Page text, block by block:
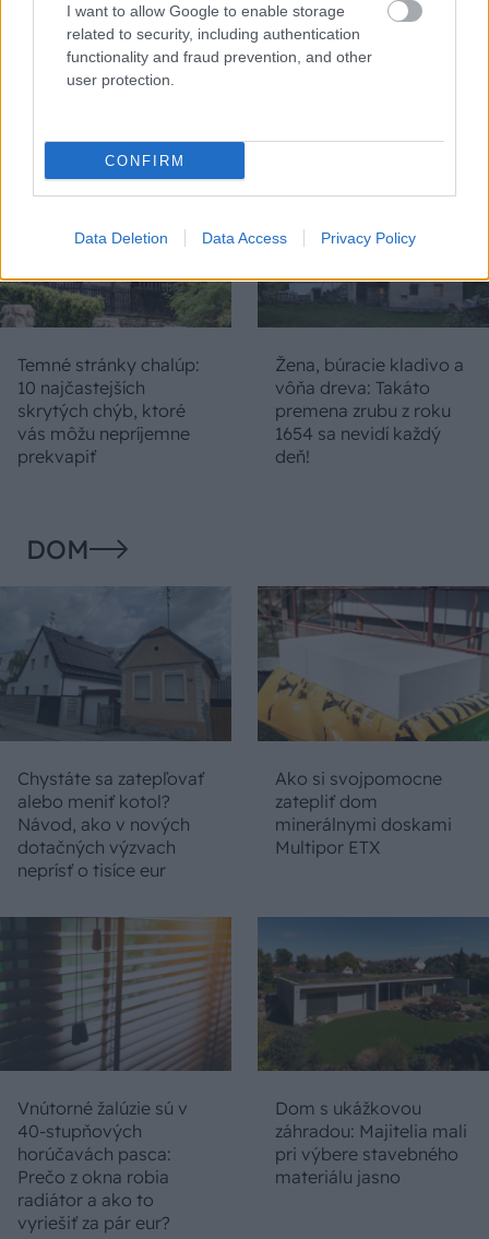
I want to allow Google to enable storage
related to security, including authentication
functionality and fraud prevention, and other
user protection.
CONFIRM
Data Deletion Data Access Privacy Policy
Na Morave prerobila
starú chalupu na
nepoznanie: Keď
vojdete dnu, zabudnete,
S motorovou pílou sa
dokáže aj podpísať.
Slovák sa nebál a v
Temné stránky chalúp:
10 najčastejších
skrytých chýb, ktoré
vás môžu nepríjemne
prekvapiť
Žena, búracie kladivo a
vôňa dreva: Takáto
premena zrubu z roku
1654 sa nevidí každý
deň!
DOM
Chystáte sa zatepľovať
alebo meniť kotol?
Návod, ako v nových
dotačných výzvach
neprísť o tisíce eur
Ako si svojpomocne
zatepliť dom
minerálnymi doskami
Multipor ETX
Vnútorné žalúzie sú v
40-stupňových
horúčavách pasca:
Prečo z okna robia
radiátor a ako to
vyriešiť za pár eur?
Dom s ukážkovou
záhradou: Majitelia mali
pri výbere stavebného
materiálu jasno